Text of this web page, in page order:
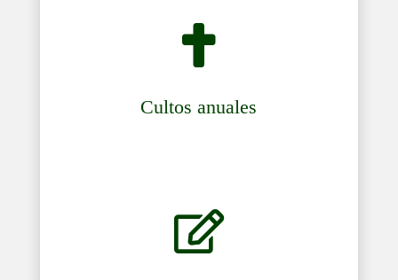

Cultos anuales
